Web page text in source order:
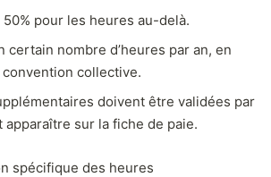
pour les heures au-delà.
certain nombre d’heures par an, en
collective.
doivent être validées par
apparaître sur la fiche de paie.
spécifique des heures